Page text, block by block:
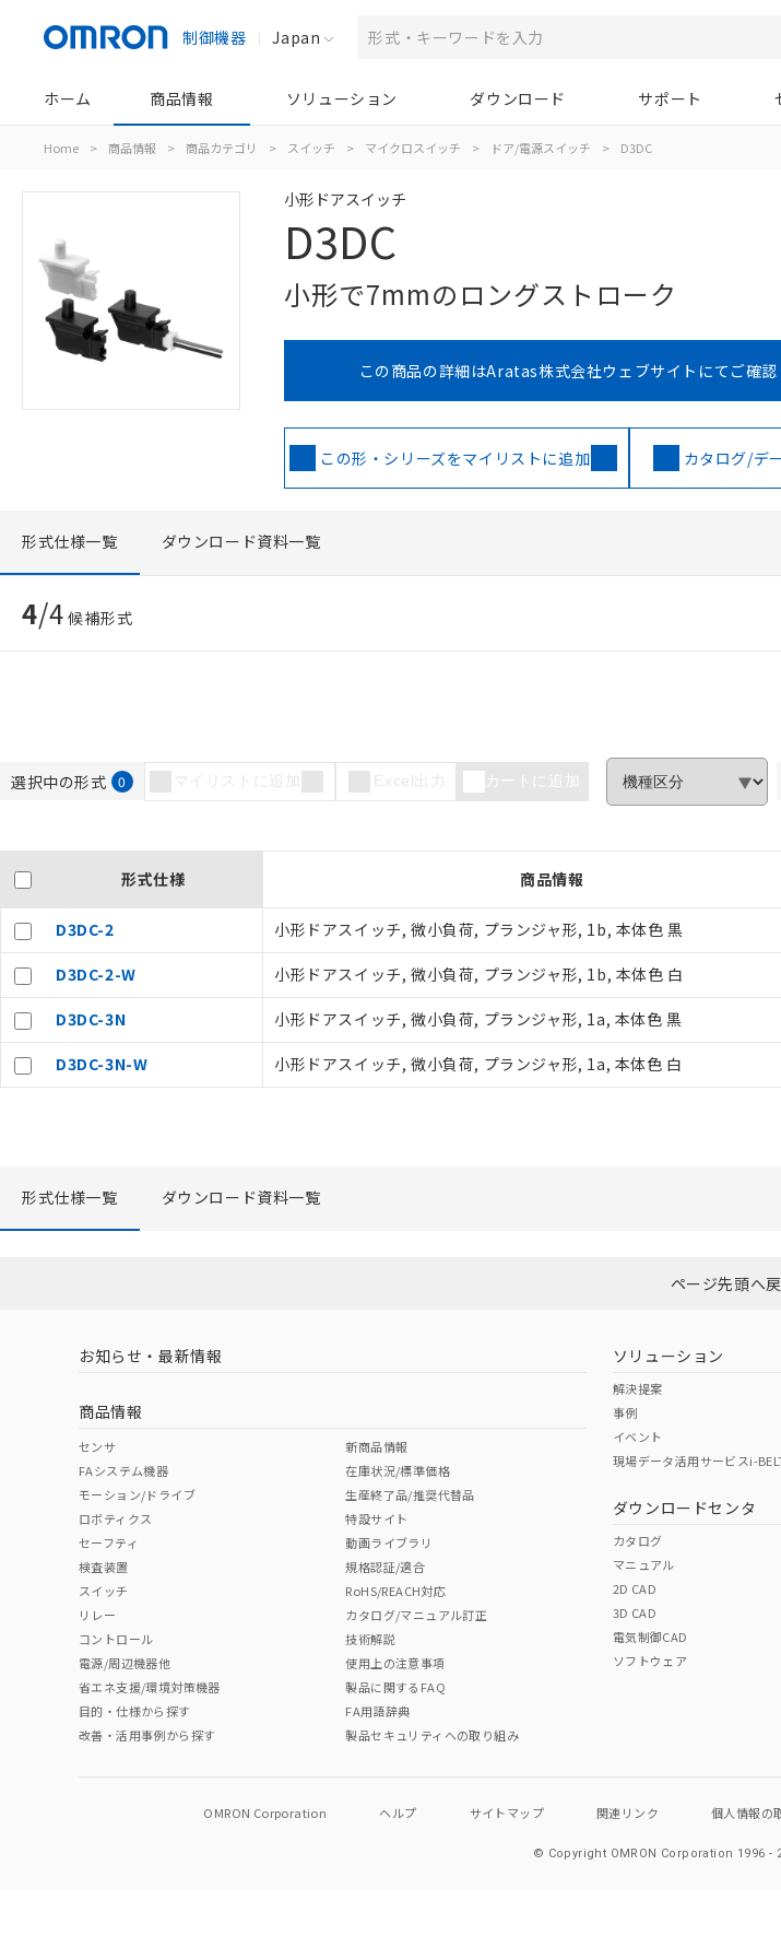
制御機器 Japan
ホーム 商品情報 ソリューション ダウンロード サポート
Home > 商品情報 > 商品カテゴリ > スイッチ > マイクロスイッチ > ドア/電源スイッチ > D3DC
小形ドアスイッチ
D3DC
小形で7mmのロングストローク
この商品の詳細はAratas株式会社ウェブサイトにてご確認
この形・シリーズをマイリストに追加 カタログ/デ
形式仕様一覧 ダウンロード資料一覧
4/4 候補形式
選択中の形式 0 マイリストに追加 Excel出力 カートに追加
形式仕様 商品情報
D3DC-2 小形ドアスイッチ, 微小負荷, プランジャ形, 1b, 本体色 黒
D3DC-2-W 小形ドアスイッチ, 微小負荷, プランジャ形, 1b, 本体色 白
D3DC-3N 小形ドアスイッチ, 微小負荷, プランジャ形, 1a, 本体色 黒
D3DC-3N-W 小形ドアスイッチ, 微小負荷, プランジャ形, 1a, 本体色 白
形式仕様一覧 ダウンロード資料一覧
ページ先頭へ
お知らせ・最新情報
商品情報
センサ
FAシステム機器
モーション/ドライブ
ロボティクス
セーフティ
検査装置
スイッチ
リレー
コントロール
電源/周辺機器他
省エネ支援/環境対策機器
目的・仕様から探す
改善・活用事例から探す
新商品情報
在庫状況/標準価格
生産終了品/推奨代替品
特設サイト
動画ライブラリ
規格認証/適合
RoHS/REACH対応
カタログ/マニュアル訂正
技術解説
使用上の注意事項
製品に関するFAQ
FA用語辞典
製品セキュリティへの取り組み
ソリューション
解決提案
事例
イベント
現場データ活用サービスi-
ダウンロードセンタ
カタログ
マニュアル
2D CAD
3D CAD
電気制御CAD
ソフトウェア
OMRON Corporation ヘルプ サイトマップ 関連リンク 個人情報の
© Copyright OMRON Corporation 1996 -
記
説明
○ 一定数以上の在庫あり
△ 一定数には満たないが在庫あり
ご利用条件
以下の条件をお読みいただき、同意のうえご利用ください。
本サービスは、当社制御機器事業取扱商品の当社在
くものです。
当社制御機器事業取扱商品の中には、本サービスの
在庫状況および標準価格照会結果は、記載している
のであり、閲覧された時点での実際の在庫および標
い。
正式な納期状況および標準価格はお客様のお取引先
当社販売員にご相談ください。
オムロン制御機器販売店や当社販売拠点は「販売ネッ
"個人情報の共同利用に関し